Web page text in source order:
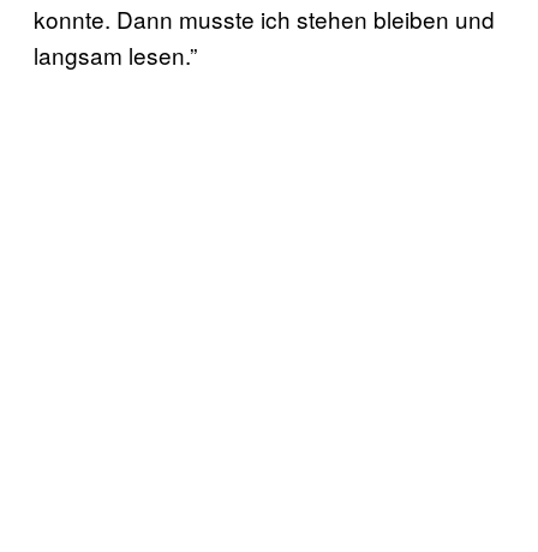
konnte. Dann musste ich stehen bleiben und
langsam lesen.”